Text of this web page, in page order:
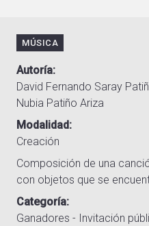
MÚSICA
Autoría
David Fernando Saray
Nubia Patiño Ariza
Modalidad
Creación
Composición de una
con objetos que se
Categoría
Ganadores - Invitación